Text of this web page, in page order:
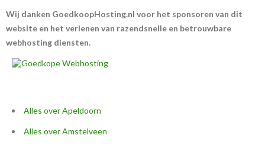
Wij danken GoedkoopHosting.nl voor het sponsoren van dit
website en het verlenen van razendsnelle en betrouwbare
webhosting diensten.
Alles over Apeldoorn
Alles over Amstelveen